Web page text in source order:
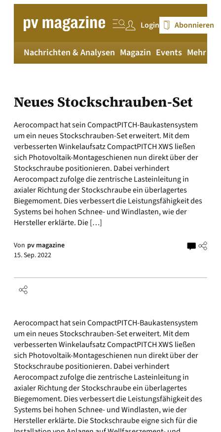
springen
Login Abonnieren
Nachrichten & Analysen Magazin Events Mehr
Neues Stockschrauben-Set
Aerocompact hat sein CompactPITCH-Baukastensystem
um ein neues Stockschrauben-Set erweitert. Mit dem
verbesserten Winkelaufsatz CompactPITCH XWS ließen
sich Photovoltaik-Montage­schienen nun direkt über der
Stockschraube positionieren. Dabei verhindert
Aerocompact zufolge die zentrische Lasteinleitung in
axialer Richtung der Stockschraube ein überlagertes
Biege­moment. Dies verbessert die Leistungsfähigkeit des
Systems bei hohen Schnee- und Windlasten, wie der
Hersteller erklärte. Die […]
Von pv magazine
15. Sep. 2022
Aerocompact hat sein CompactPITCH-Baukastensystem
um ein neues Stockschrauben-Set erweitert. Mit dem
verbesserten Winkelaufsatz CompactPITCH XWS ließen
sich Photovoltaik-Montage­schienen nun direkt über der
Stockschraube positionieren. Dabei verhindert
Aerocompact zufolge die zentrische Lasteinleitung in
axialer Richtung der Stockschraube ein überlagertes
Biege­moment. Dies verbessert die Leistungsfähigkeit des
Systems bei hohen Schnee- und Windlasten, wie der
Hersteller erklärte. Die Stockschraube eigne sich für die